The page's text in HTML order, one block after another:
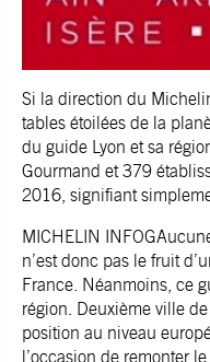
Si la direction du
tables étoilées de la
du guide Lyon et sa
Gourmand et 379
2016, signifiant
MICHELIN
n’est donc pas le fruit
France. Néanmoins, ce
région. Deuxième ville
position au niveau
l’occasion de remonter